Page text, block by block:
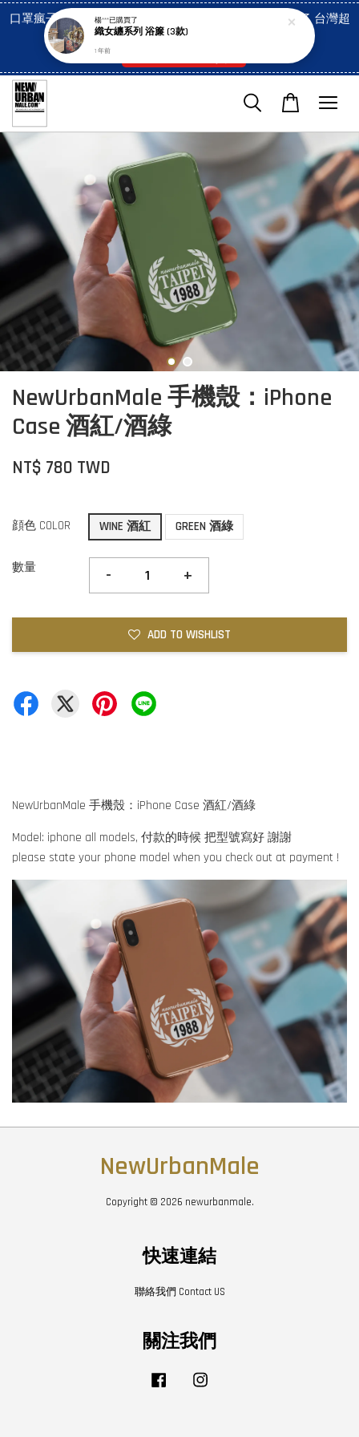
口罩瘋子官網, 放心訂購! 香港澳門信用卡付費已經開啓了 台灣超
市貨到付款也是!
NewUrbanMale 手機殼：iPhone
Case 酒紅/酒綠
NT$ 780 TWD
顔色 COLOR WINE 酒紅 GREEN 酒綠
數量 - +
ADD TO WISHLIST
NewUrbanMale 手機殼：iPhone Case 酒紅/酒綠
Model: iphone all models, 付款的時候 把型號寫好 謝謝
please state your phone model when you check out at payment !
NewUrbanMale
Copyright © 2026 newurbanmale.
快速連結
聯絡我們 Contact US
關注我們
Facebook
楊***已購買了
織女纏系列 浴簾 (3款)
1 年前